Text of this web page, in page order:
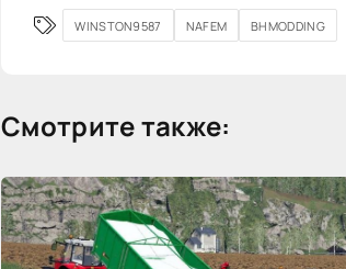
WINSTON9587 NAFEM BHMODDING
Смотрите также: